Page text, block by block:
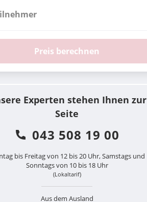
Preis berechnen
Experten stehen Ihnen zur
Seite
043 508 19 00
bis Freitag von 12 bis 20 Uhr, Samstags und
Sonntags von 10 bis 18 Uhr
(Lokaltarif)
Aus dem Ausland